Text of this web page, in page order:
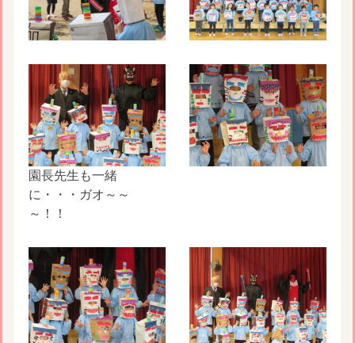
園長先生も一緒
に・・・ガオ～～
～！！